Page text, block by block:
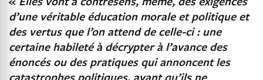
d’une véritable éducation morale et politique et
des vertus que l’on attend de celle-ci : une
certaine habileté à décrypter à l’avance des
énoncés ou des pratiques qui annoncent les
catastrophes politiques, avant qu’ils ne